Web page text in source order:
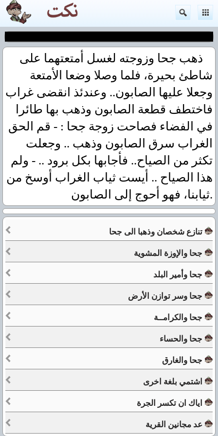
ذهب جحا وزوجته لغسل أمتعتهما على
شاطئ بحيرة، فلما وصلا وضعا الأمتعة
وجعلا عليها الصابون.. وعندئذ انقضى غراب
فاختطف قطعة الصابون وذهب بها طائرا
في الفضاء فصاحت زوجة جحا : - قم الحق
الغراب سرق الصابون وذهب .. وجعلت
تكثر من الصياح.. فأجابها بكل برود .. - ولم
هذا الصياح .. أيست ثياب الغراب أوسخ من
ثيابنا، فهو أحوج إلى الصابون.
تنازع شخصان وذهبا الى جحا
جحا والإوزة المشوية
جحا وأمير البلد
جحا وسر توازن الأرض
جحا والكرامــة
جحا والحساء
جحا والغارق
اشتمي بلغة اخرى
اياك ان تكسر الجرة
عد مجانين القرية